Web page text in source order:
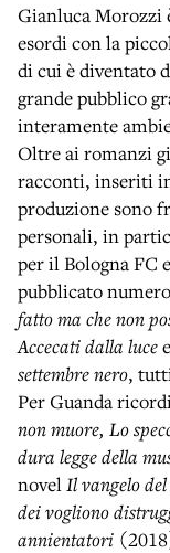
Gianluca Morozzi
esordi con la
di cui è diventato
grande pubblico
interamente
Oltre ai romanzi
racconti, inseriti
produzione sono
personali, in
per il Bologna FC
pubblicato
fatto ma che non
Accecati dalla luce
settembre nero,
Per Guanda
non muore, Lo
dura legge della
novelIl vangelo del
dei vogliono
annientatori